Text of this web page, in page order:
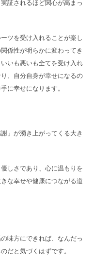
証されるほど関心が高まっ
ツを受け入れることが楽し
係性が明らかに変わってき
いも悪いも全てを受け入れ
、自分自身が幸せになるの
に幸せになります。
」が湧き上がってくる大き
しさであり、心に温もりを
な幸せや健康につながる道
味方にできれば、なんだっ
だと気づくはずです。